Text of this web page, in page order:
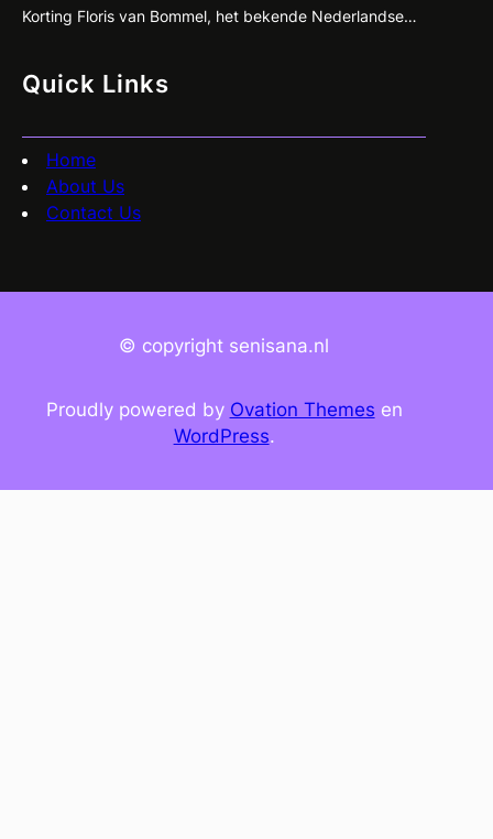
Korting Floris van Bommel, het bekende Nederlandse
dames! Ben je op zoek naar stijlvolle en comfortabele
Quick Links
Home
About Us
Contact Us
© copyright senisana.nl
Proudly powered by Ovation Themes en
WordPress.